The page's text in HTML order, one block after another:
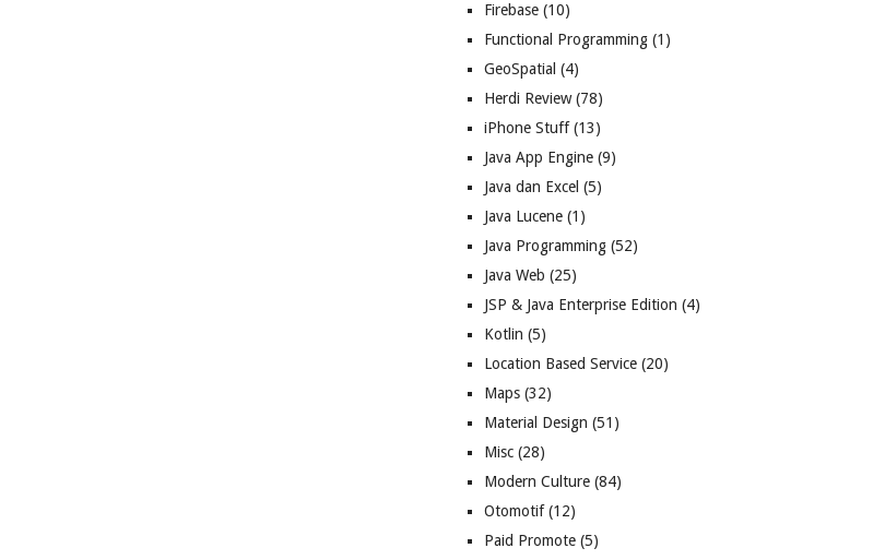
Firebase (10)
Functional Programming (1)
GeoSpatial (4)
Herdi Review(78)
iPhone Stuff(13)
Java App Engine (9)
Java dan Excel (5)
Java Lucene (1)
Java Programming (52)
Java Web (25)
JSP & Java Enterprise Edition (4)
Kotlin (5)
Location Based Service (20)
Maps (32)
Material Design (51)
Misc (28)
Modern Culture (84)
Otomotif(12)
Paid Promote (5)